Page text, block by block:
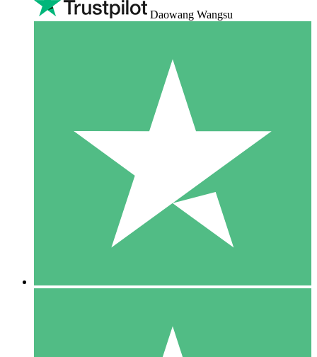
Daowang Wangsu